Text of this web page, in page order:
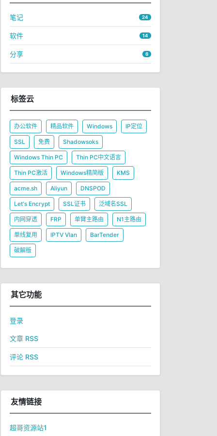
笔记 24
软件 14
分享 6
标签云
办公软件 精品软件 Windows IP定位
SSL 免费 Shadowsoks
Windows Thin PC Thin PC中文语言
Thin PC激活 Windows精简版 KMS
acme.sh Aliyun DNSPOD
Let's Encrypt SSL证书 泛域名SSL
内网穿透 FRP 单臂主路由 N1主路由
单线复用 IPTV Vlan BarTender
破解版
其它功能
登录
文章 RSS
评论 RSS
友情链接
超哥资源站1